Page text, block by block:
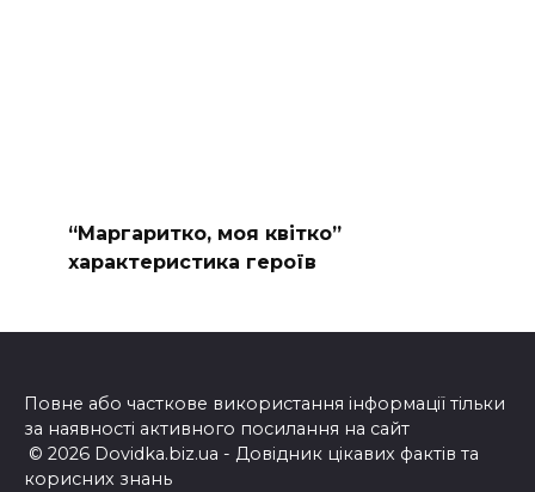
“Маргаритко, моя квітко”
характеристика героїв
Повне або часткове використання інформації тільки
за наявності активного посилання на сайт
© 2026 Dovidka.biz.ua - Довідник цікавих фактів та
корисних знань